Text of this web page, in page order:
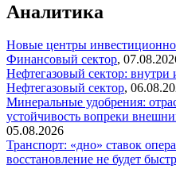
Аналитика
Новые центры
Финансовый сектор,
Нефтегазовый сектор: внутри
Нефтегазовый сектор,
Минеральные удобрения:
устойчивость вопреки
05.08.2026
Транспорт: «дно» ставок
восстановление не будет